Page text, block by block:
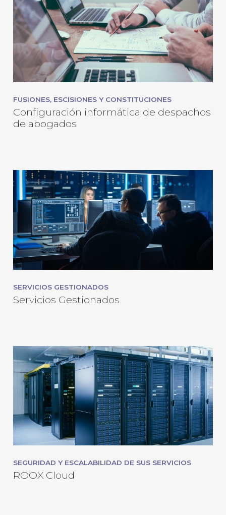
FUSIONES, ESCISIONES Y CONSTITUCIONES
Configuración informática de despachos
de abogados
SERVICIOS GESTIONADOS
Servicios Gestionados
SEGURIDAD Y ESCALABILIDAD DE SUS SERVICIOS
ROOX Cloud